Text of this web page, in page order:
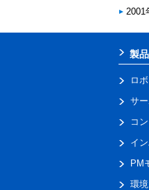
2001
製
ロ
サ
コ
イ
PM
環